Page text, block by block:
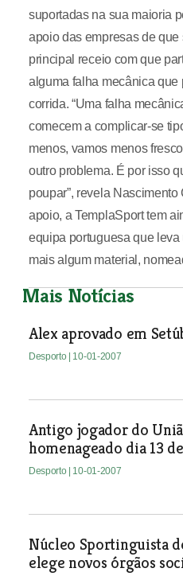
suportadas na sua maioria
apoio das empresas de que
principal receio com que
alguma falha mecânica que
corrida. “Uma falha
comecem a complicar-se
menos, vamos menos
outro problema. É por isso
poupar”, revela
apoio, a TemplaSport tem
equipa portuguesa que
mais algum material,
Mais Notícias
Alex aprovado em
Desporto | 10-01-2007
Antigo jogador do
homenageado dia 13
Desporto | 10-01-2007
Núcleo Sportinguista
elege novos órgãos